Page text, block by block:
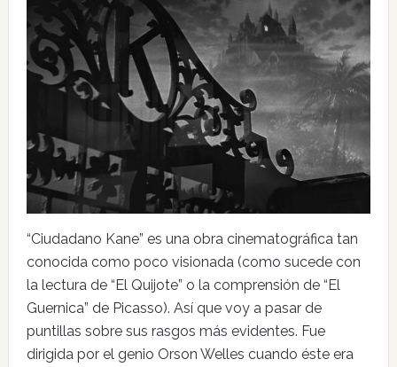
“Ciudadano Kane” es una obra cinematográfica tan
conocida como poco visionada (como sucede con
la lectura de “El Quijote” o la comprensión de “El
Guernica” de Picasso). Así que voy a pasar de
puntillas sobre sus rasgos más evidentes. Fue
dirigida por el genio Orson Welles cuando éste era